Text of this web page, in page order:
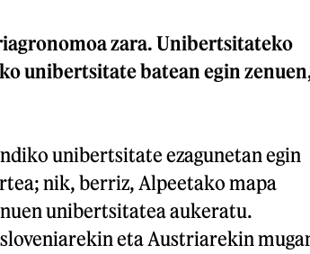
zara. Unibertsitateko
unibertsitate batean egin
unibertsitate ezagunetan egin
nik, berriz, Alpeetako mapa
unibertsitatea aukeratu.
eta Austriarekin